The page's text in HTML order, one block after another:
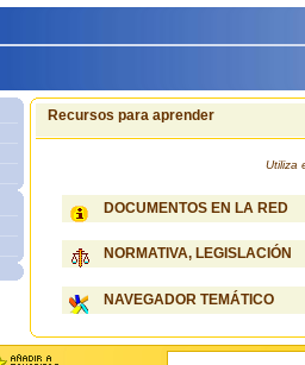
Recursos para aprender
Utiliza
DOCUMENTOS EN LA RED
NORMATIVA, LEGISLACIÓN
NAVEGADOR TEMÁTICO